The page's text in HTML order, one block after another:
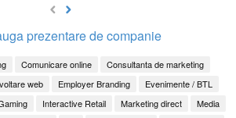
prezentare de companie
Comunicare online
Consultanta de marketing
web Employer Branding
Evenimente / BTL
Interactive Retail Marketing direct
Media